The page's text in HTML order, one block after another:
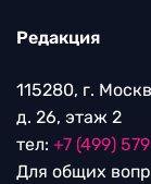
Редакция
115280, г.
д. 26, этаж 2
тел: +7 (499)
Для общих